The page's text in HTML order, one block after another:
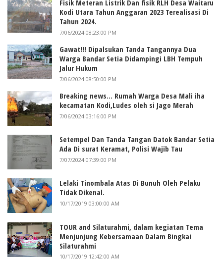
Fisik Meteran Listrik Dan fisik RLH Desa Waitaru
Kodi Utara Tahun Anggaran 2023 Terealisasi Di
Tahun 2024.
7/06/2024 08:23:00 PM
Gawat!!! Dipalsukan Tanda Tangannya Dua
Warga Bandar Setia Didampingi LBH Tempuh
Jalur Hukum
7/06/2024 08:50:00 PM
Breaking news... Rumah Warga Desa Mali iha
kecamatan Kodi,Ludes oleh si Jago Merah
7/06/2024 03:16:00 PM
Setempel Dan Tanda Tangan Datok Bandar Setia
Ada Di surat Keramat, Polisi Wajib Tau
7/07/2024 07:39:00 PM
Lelaki Tinombala Atas Di Bunuh Oleh Pelaku
Tidak Dikenal.
10/17/2019 03:00:00 AM
TOUR and Silaturahmi, dalam kegiatan Tema
Menjunjung Kebersamaan Dalam Bingkai
Silaturahmi
10/17/2019 12:42:00 AM